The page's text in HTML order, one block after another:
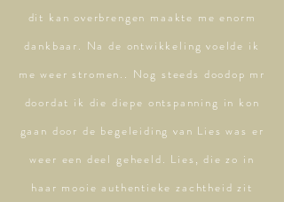
dit kan overbrengen maakte me enorm
dankbaar. Na de ontwikkeling voelde ik
me weer stromen.. Nog steeds doodop mr
doordat ik die diepe ontspanning in kon
gaan door de begeleiding van Lies was er
weer een deel geheeld. Lies, die zo in
haar mooie authentieke zachtheid zit